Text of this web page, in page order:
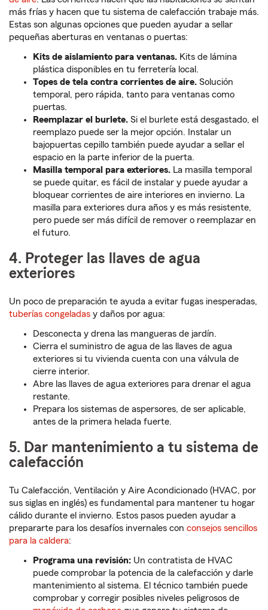
más frías y hacen que tu sistema de calefacción trabaje más.
Estas son algunas opciones que pueden ayudar a sellar
pequeñas aberturas en ventanas o puertas:
Kits de aislamiento para ventanas. Kits de lámina
plástica disponibles en tu ferretería local.
Topes de tela contra corrientes de aire. Solución
temporal, pero rápida, tanto para ventanas como
puertas.
Reemplazar el burlete. Si el burlete está desgastado, el
reemplazo puede ser la mejor opción. Instalar un
bajopuertas cepillo también puede ayudar a sellar el
espacio en la parte inferior de la puerta.
Masilla temporal para exteriores. La masilla temporal
se puede quitar, es fácil de instalar y puede ayudar a
bloquear corrientes de aire interiores en invierno. La
masilla para exteriores dura años y es más resistente,
pero puede ser más difícil de remover o reemplazar en
el futuro.
4. Proteger las llaves de agua
exteriores
Un poco de preparación te ayuda a evitar fugas inesperadas,
tuberías congeladas y daños por agua:
Desconecta y drena las mangueras de jardín.
Cierra el suministro de agua de las llaves de agua
exteriores si tu vivienda cuenta con una válvula de
cierre interior.
Abre las llaves de agua exteriores para drenar el agua
restante.
Prepara los sistemas de aspersores, de ser aplicable,
antes de la primera helada fuerte.
5. Dar mantenimiento a tu sistema de
calefacción
Tu Calefacción, Ventilación y Aire Acondicionado (HVAC, por
sus siglas en inglés) es fundamental para mantener tu hogar
cálido durante el invierno. Estos pasos pueden ayudar a
prepararte para los desafíos invernales con consejos sencillos
para la caldera:
Programa una revisión: Un contratista de HVAC
puede comprobar la potencia de la calefacción y darle
mantenimiento al sistema. El técnico también puede
comprobar y corregir posibles niveles peligrosos de